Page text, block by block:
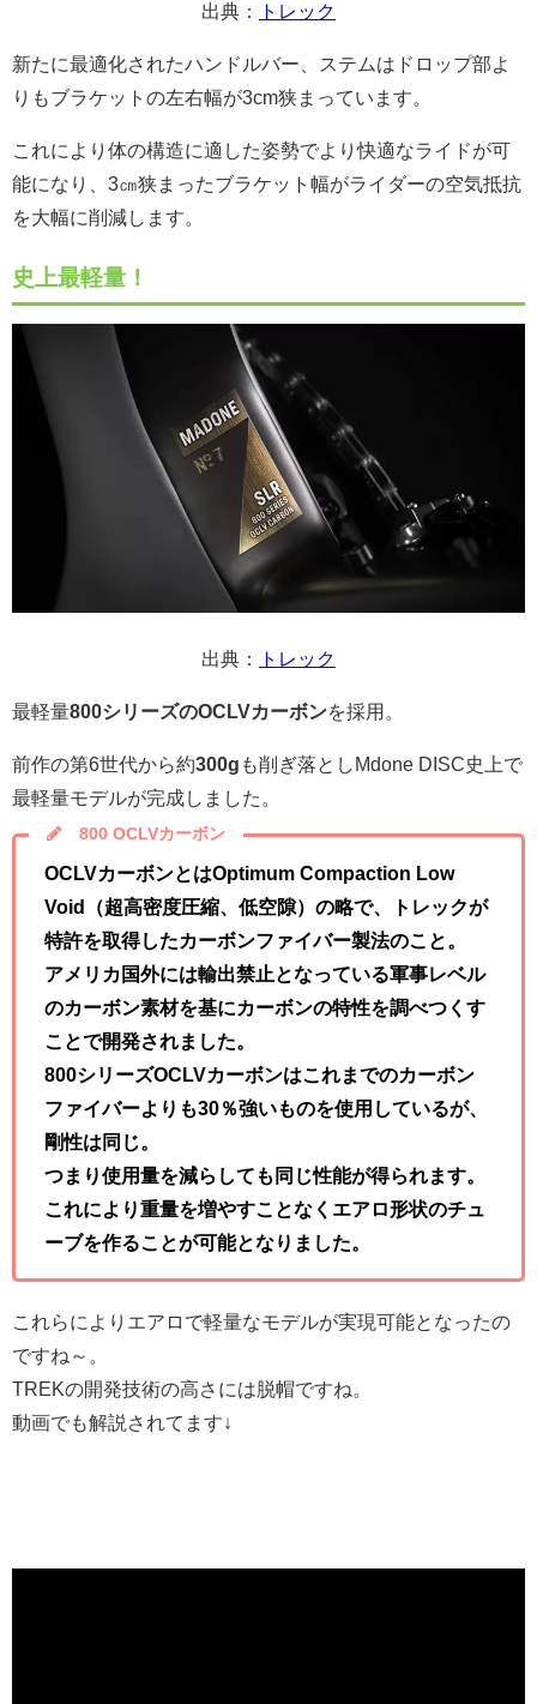
出典： トレック
新たに最適化されたハンドルバー、ステムは ドロップ部よ
りもブラケットの左右幅が3cm狭まっています。
これにより体の構造に適した姿勢でより快適なライドが可
能になり、3㎝狭まったブラケット幅がライダーの空気抵抗
を大幅に削減します。
史上最軽量！
出典： トレック
最軽量800シリーズのOCLVカーボンを採用。
前作の第6世代から約300g も削ぎ落としMdone DISC史上で
最軽量モデルが完成しました。
800 OCLVカーボン
OCLVカーボンとはOptimum Compaction Low
Void（超高密度圧縮、低空隙）の略で、
トレックが
特許を取得したカーボンファイバー製法のこと。
アメリカ国外には輸出禁止となっている軍事レベル
のカーボン素材を基にカーボンの特性を調べつくす
ことで開発されました。
800シリーズOCLVカーボンはこれまでのカーボン
ファイバーよりも30％強いものを使用しているが、
剛性は同じ。
つまり使用量を減らしても同じ性能が得られます。
これにより重量を増やすことなくエアロ形状のチュ
ーブを作ることが可能となりました。
これらによりエアロで軽量なモデルが実現可能となったの
ですね～。
TREKの開発技術の高さには脱帽ですね。
動画でも解説されてます↓